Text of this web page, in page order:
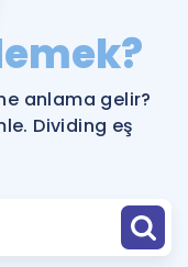
anlama gelir?
Dividing eş